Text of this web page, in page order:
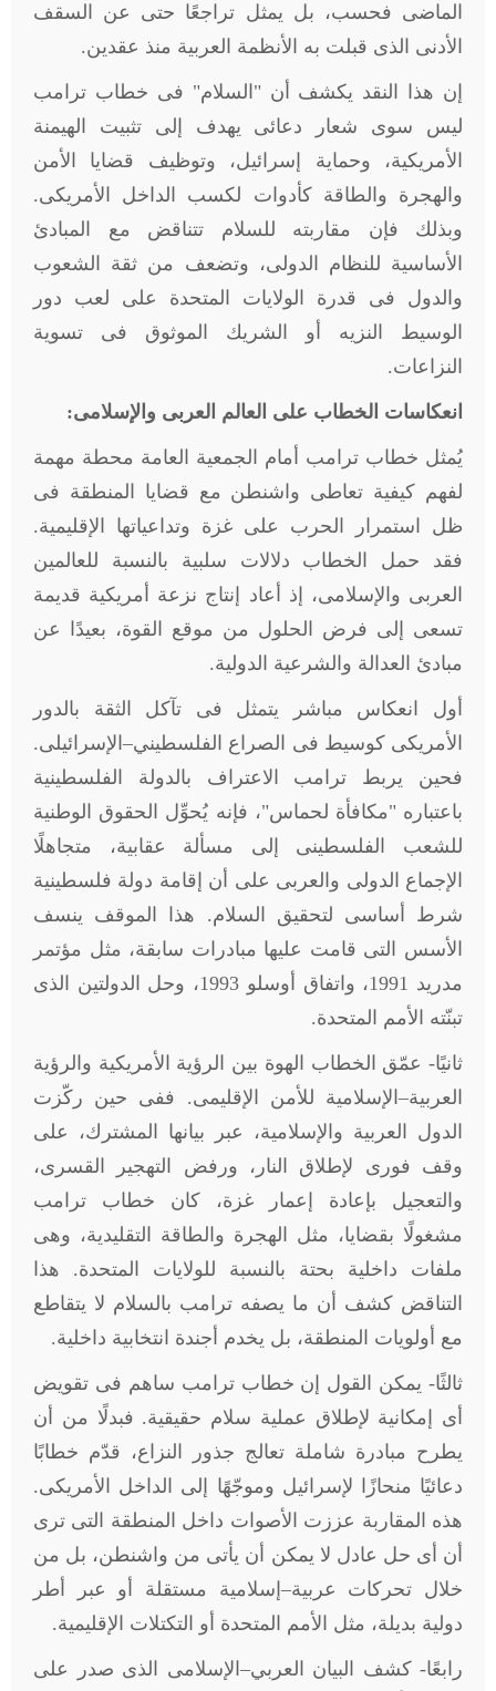
الماضى فحسب، بل يمثل تراجعًا حتى عن السقف
الأدنى الذى قبلت به الأنظمة العربية منذ عقدين.
إن هذا النقد يكشف أن "السلام" فى خطاب ترامب
ليس سوى شعار دعائى يهدف إلى تثبيت الهيمنة
الأمريكية، وحماية إسرائيل، وتوظيف قضايا الأمن
والهجرة والطاقة كأدوات لكسب الداخل الأمريكى.
وبذلك فإن مقاربته للسلام تتناقض مع المبادئ
الأساسية للنظام الدولى، وتضعف من ثقة الشعوب
والدول فى قدرة الولايات المتحدة على لعب دور
الوسيط النزيه أو الشريك الموثوق فى تسوية
النزاعات.
انعكاسات الخطاب على العالم العربى والإسلامى:
يُمثل خطاب ترامب أمام الجمعية العامة محطة مهمة
لفهم كيفية تعاطى واشنطن مع قضايا المنطقة فى
ظل استمرار الحرب على غزة وتداعياتها الإقليمية.
فقد حمل الخطاب دلالات سلبية بالنسبة للعالمين
العربى والإسلامى، إذ أعاد إنتاج نزعة أمريكية قديمة
تسعى إلى فرض الحلول من موقع القوة، بعيدًا عن
مبادئ العدالة والشرعية الدولية.
أول انعكاس مباشر يتمثل فى تآكل الثقة بالدور
الأمريكى كوسيط فى الصراع الفلسطيني–الإسرائيلى.
فحين يربط ترامب الاعتراف بالدولة الفلسطينية
باعتباره "مكافأة لحماس"، فإنه يُحوِّل الحقوق الوطنية
للشعب الفلسطينى إلى مسألة عقابية، متجاهلًا
الإجماع الدولى والعربى على أن إقامة دولة فلسطينية
شرط أساسى لتحقيق السلام. هذا الموقف ينسف
الأسس التى قامت عليها مبادرات سابقة، مثل مؤتمر
مدريد 1991، واتفاق أوسلو 1993، وحل الدولتين الذى
تبنّته الأمم المتحدة.
ثانيًا- عمّق الخطاب الهوة بين الرؤية الأمريكية والرؤية
العربية–الإسلامية للأمن الإقليمى. ففى حين ركّزت
الدول العربية والإسلامية، عبر بيانها المشترك، على
وقف فورى لإطلاق النار، ورفض التهجير القسرى،
والتعجيل بإعادة إعمار غزة، كان خطاب ترامب
مشغولًا بقضايا، مثل الهجرة والطاقة التقليدية، وهى
ملفات داخلية بحتة بالنسبة للولايات المتحدة. هذا
التناقض كشف أن ما يصفه ترامب بالسلام لا يتقاطع
مع أولويات المنطقة، بل يخدم أجندة انتخابية داخلية.
ثالثًا- يمكن القول إن خطاب ترامب ساهم فى تقويض
أى إمكانية لإطلاق عملية سلام حقيقية. فبدلًا من أن
يطرح مبادرة شاملة تعالج جذور النزاع، قدّم خطابًا
دعائيًا منحازًا لإسرائيل وموجّهًا إلى الداخل الأمريكى.
هذه المقاربة عززت الأصوات داخل المنطقة التى ترى
أن أى حل عادل لا يمكن أن يأتى من واشنطن، بل من
خلال تحركات عربية–إسلامية مستقلة أو عبر أطر
دولية بديلة، مثل الأمم المتحدة أو التكتلات الإقليمية.
رابعًا- كشف البيان العربي–الإسلامى الذى صدر على